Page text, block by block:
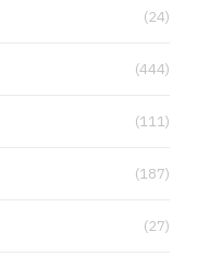
(24)
(444)
(111)
(187)
(27)